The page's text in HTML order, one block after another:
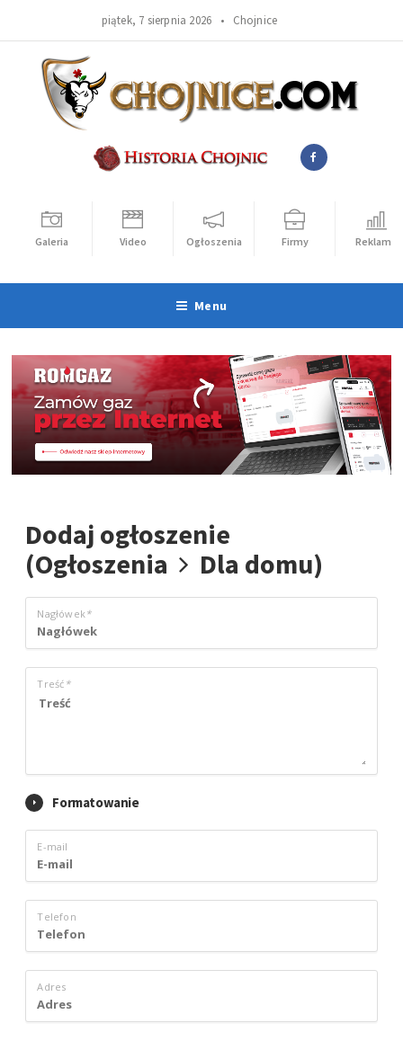
piątek, 7 sierpnia 2026 • Chojnice
Galeria Video Ogłoszenia Firmy Reklama
Menu
Dodaj ogłoszenie
(Ogłoszenia
Dla domu)
Nagłówek *
Treść *
Formatowanie
E-mail
Telefon
Adres